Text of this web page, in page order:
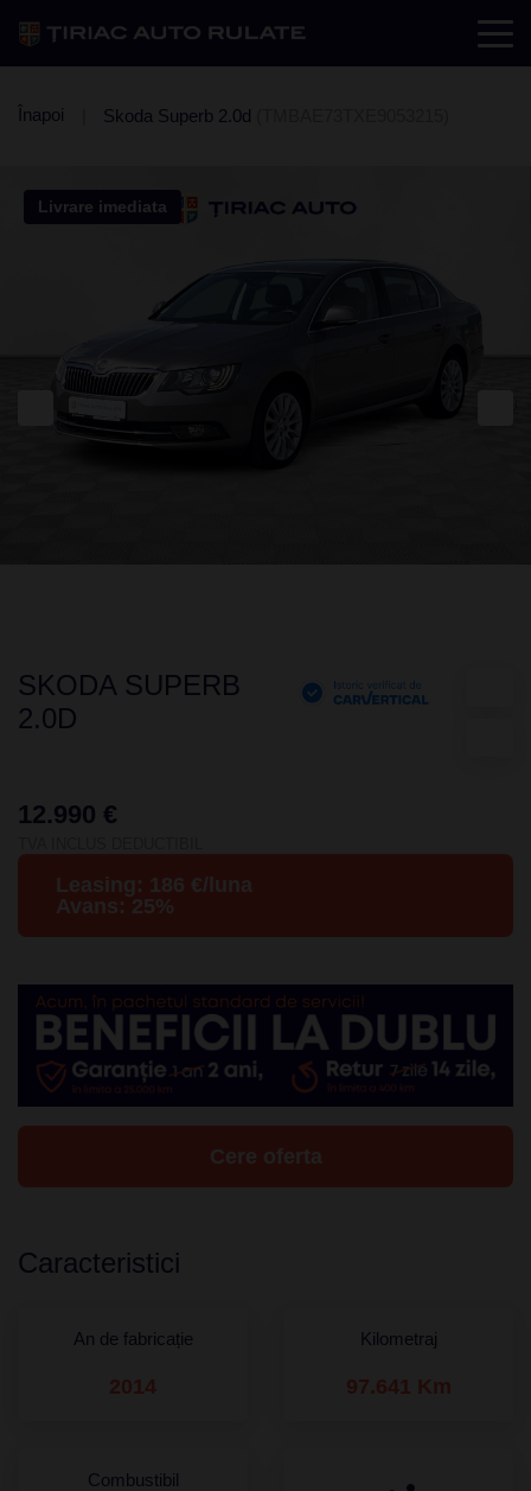
Înapoi Skoda Superb 2.0d
Livrare imediata
SKODA SUPERB
2.0D
12.990 €
Leasing: 186 €/luna
Avans: 25%
Cere oferta
Caracteristici
An de fabricație
2014
Kilometraj
97.641 Km
Combustibil